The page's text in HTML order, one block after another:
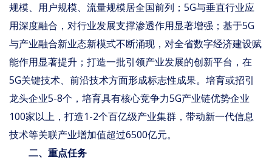
规模、用户规模、流量规模居全国前列；5G与垂直行业应
用深度融合，对行业发展支撑渗透作用显著增强；基于5G
与产业融合新业态新模式不断涌现，对全省数字经济建设赋
能作用显著提升；打造一批引领产业发展的创新平台，在
5G关键技术、前沿技术方面形成标志性成果。培育或招引
龙头企业5-8个，培育具有核心竞争力5G产业链优势企业
100家以上，打造1-2个百亿级产业集群，带动新一代信息
技术等关联产业增加值超过6500亿元。
二、重点任务